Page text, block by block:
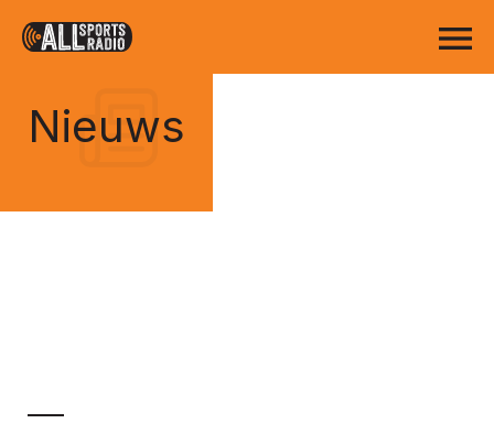
Nieuws